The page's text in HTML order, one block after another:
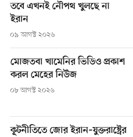
তবে এখনই নৌপথ খুলছে না
ইরান
০৯ আগস্ট ২০২৬
মোজতবা খামেনির ভিডিও প্রকাশ
করল মেহের নিউজ
০৮ আগস্ট ২০২৬
কূটনীতিতে জোর ইরান–যুক্তরাষ্ট্রের